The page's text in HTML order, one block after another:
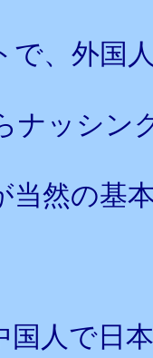
で、外国
ナッシン
当然の基
国人で日